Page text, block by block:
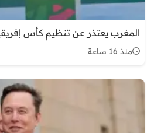
المغرب يعتذر عن تنظيم كأس إفريقيا
منذ 16 ساعة